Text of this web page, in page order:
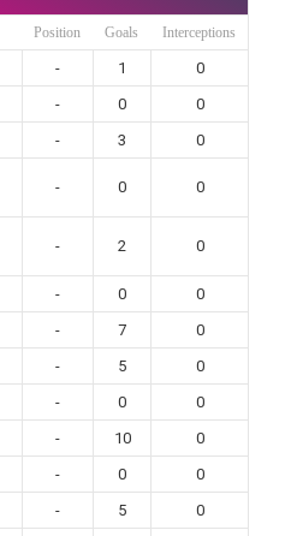
Position Goals Interceptions
- 1
0
- 0
0
- 3 0
- 0 0
- 2 0
- 0
0
- 7
0
- 5
0
- 0
0
- 10
0
- 0
0
- 5
0